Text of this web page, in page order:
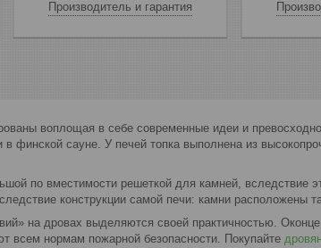
Производитель и гарантия
воплощая в себе современные идеи и
в финской сауне. У печей топка выполнена из
по вместимости решеткой для камней,
конструкции самой печи: камни расположены
на дровах выделяются своей практичностью.
всем нормам пожарной безопасности. Покупайте